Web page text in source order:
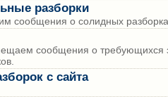
разборки
сообщения о солидных
сообщения о требующихся
с сайта